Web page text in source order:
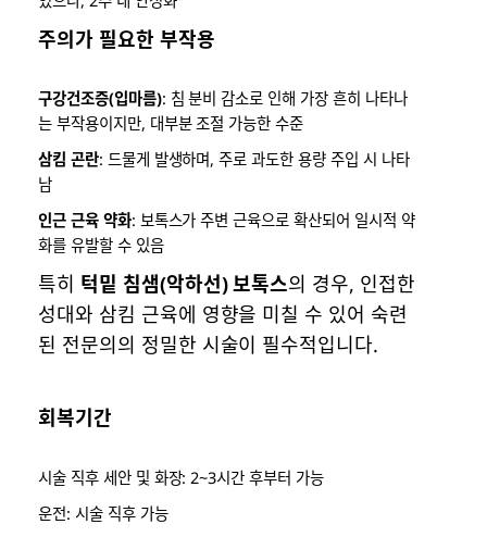
주의가 필요한 부작용
구강건조증(입마름): 침 분비 감소로 인해 가장 흔히 나타나
는 부작용이지만, 대부분 조절 가능한 수준
삼킴 곤란: 드물게 발생하며, 주로 과도한 용량 주입 시 나타
남
인근 근육 약화: 보톡스가 주변 근육으로 확산되어 일시적 약
화를 유발할 수 있음
특히 턱밑 침샘(악하선) 보톡스의 경우, 인접한
성대와 삼킴 근육에 영향을 미칠 수 있어 숙련
된 전문의의 정밀한 시술이 필수적입니다.
회복기간
시술 직후 세안 및 화장: 2~3시간 후부터 가능
운전: 시술 직후 가능